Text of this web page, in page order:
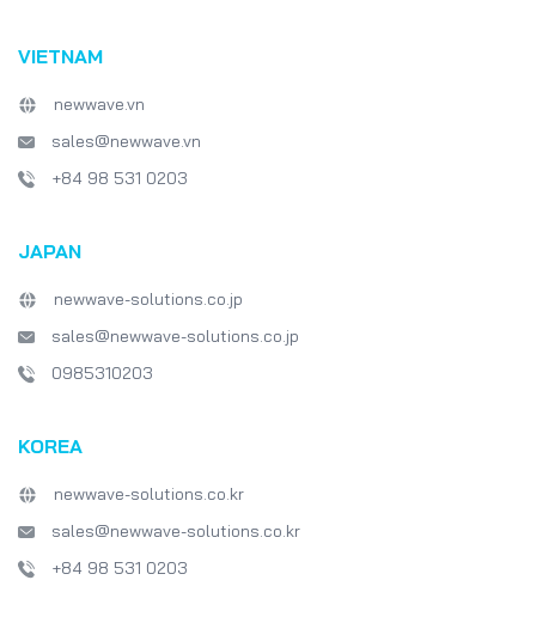
VIETNAM
newwave.vn
sales@newwave.vn
+84 98 531 0203
JAPAN
newwave-solutions.co.jp
sales@newwave-solutions.co.jp
0985310203
KOREA
newwave-solutions.co.kr
sales@newwave-solutions.co.kr
+84 98 531 0203